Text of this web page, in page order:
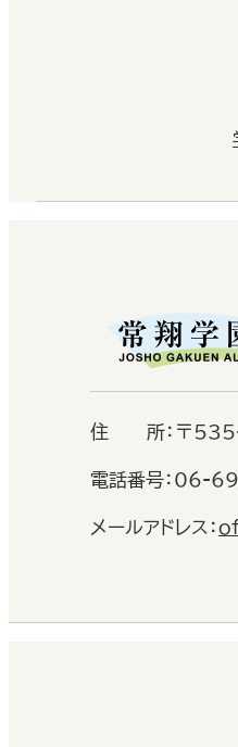
住 所： 〒
電話番号： 06-
メールアドレス：